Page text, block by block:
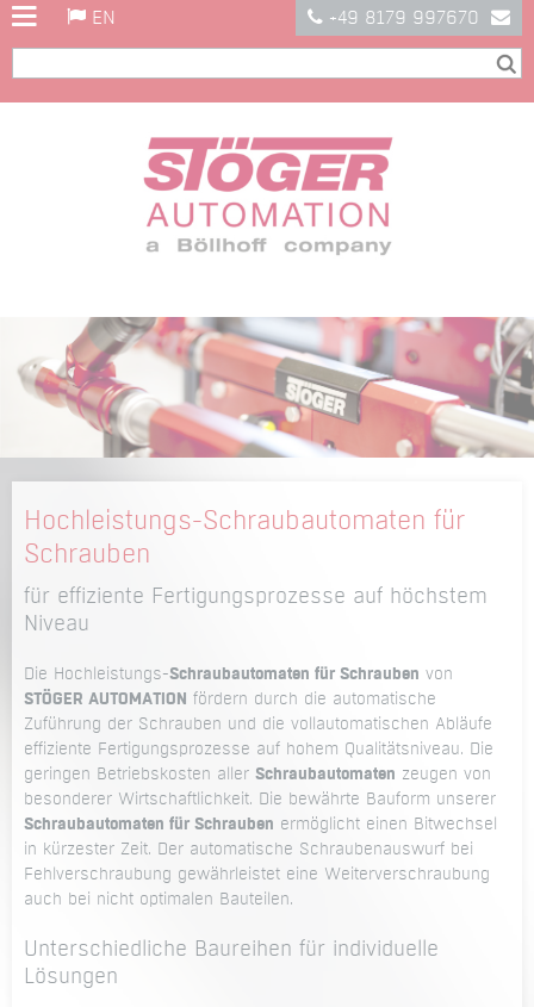
EN +49 8179 997670
Hochleistungs-Schraubautomaten für
Schrauben
für effiziente Fertigungsprozesse auf höchstem
Niveau
Die Hochleistungs-Schraubautomaten für Schrauben von
STÖGER AUTOMATION fördern durch die automatische
Zuführung der Schrauben und die vollautomatischen Abläufe
effiziente Fertigungsprozesse auf hohem Qualitätsniveau. Die
geringen Betriebskosten aller Schraubautomaten zeugen von
besonderer Wirtschaftlichkeit. Die bewährte Bauform unserer
Schraubautomaten für Schrauben ermöglicht einen Bitwechsel
in kürzester Zeit. Der automatische Schraubenauswurf bei
Fehlverschraubung gewährleistet eine Weiterverschraubung
auch bei nicht optimalen Bauteilen.
Unterschiedliche Baureihen für individuelle
Lösungen